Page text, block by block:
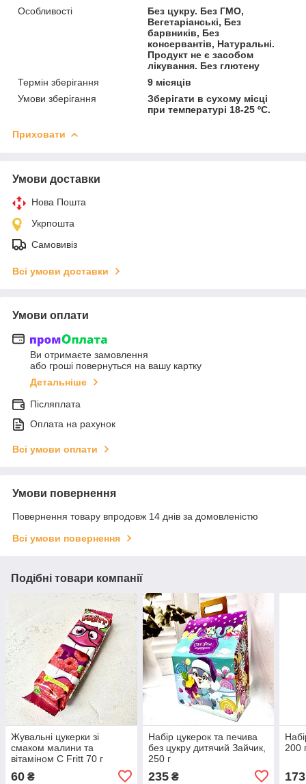
Особливості
Без цукру. Без ГМО,
Вегетаріанські, Без
барвників, Без
консервантів, Натуральні.
Продукт не є засобом
лікування. Без глютену
Термін зберігання
9 місяців
Умови зберігання
Зберігати в сухому місці
при температурі 18-25 ºС.
Приховати
Умови доставки
Нова Пошта
Укрпошта
Самовивіз
Всі умови доставки
Умови оплати
Ви отримаєте замовлення
або гроші повернуться на вашу картку
Детальніше
Післяплата
Оплата на рахунок
Всі умови оплати
Умови повернення
Повернення товару впродовж 14 днів за домовленістю
Всі умови повернення
Подібні товари компанії
Жувальні цукерки зі
смаком малини та
вітаміном С Fritt 70 г
60 ₴
Набір цукерок та печива
без цукру дитячий Зайчик,
250 г
235₴
200
173